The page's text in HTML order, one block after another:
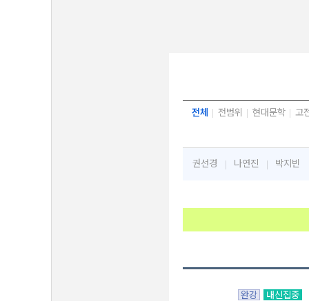
전체 전범위 현대문학 고
권선경 나연진 박지빈
완강
내신집중